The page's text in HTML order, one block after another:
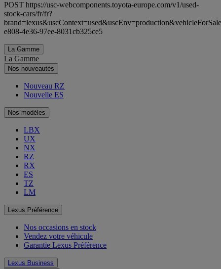
POST https://usc-webcomponents.toyota-europe.com/v1/used-
stock-cars/fr/fr?
e808-4e36-97ee-8031cb325ce5
La Gamme
La Gamme
Nos nouveautés
Nouveau RZ
Nouvelle ES
Nos modèles
LBX
UX
NX
RZ
RX
ES
TZ
LM
Lexus Préférence
Nos occasions en stock
Vendez votre véhicule
Garantie Lexus Préférence
Lexus Business